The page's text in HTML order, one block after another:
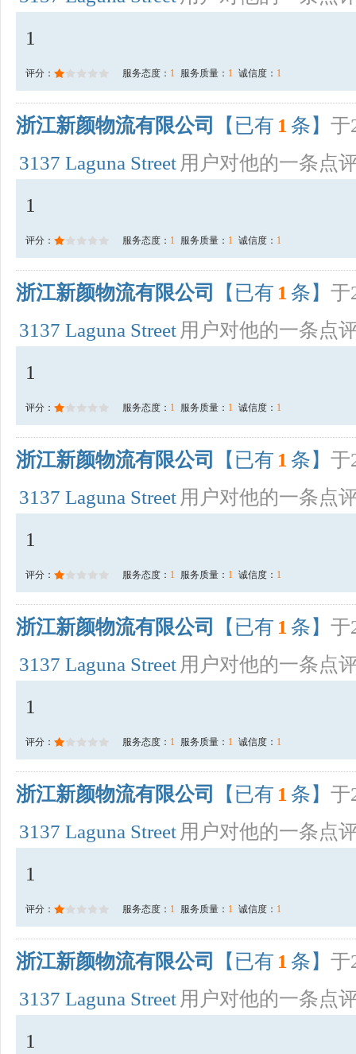
1
评分： 服务态度： 1 服务质量： 1 诚信度： 1
浙江新颜物流有限公司 【已有 1 条】 于
3137 Laguna Street 用户对他的一条点
1
评分： 服务态度： 1 服务质量： 1 诚信度： 1
浙江新颜物流有限公司 【已有 1 条】 于
3137 Laguna Street 用户对他的一条点
1
评分： 服务态度： 1 服务质量： 1 诚信度： 1
浙江新颜物流有限公司 【已有 1 条】 于
3137 Laguna Street 用户对他的一条点
1
评分： 服务态度： 1 服务质量： 1 诚信度： 1
浙江新颜物流有限公司 【已有 1 条】 于
3137 Laguna Street 用户对他的一条点
1
评分： 服务态度： 1 服务质量： 1 诚信度： 1
浙江新颜物流有限公司 【已有 1 条】 于
3137 Laguna Street 用户对他的一条点
1
评分： 服务态度： 1 服务质量： 1 诚信度： 1
浙江新颜物流有限公司 【已有 1 条】 于
3137 Laguna Street 用户对他的一条点
1